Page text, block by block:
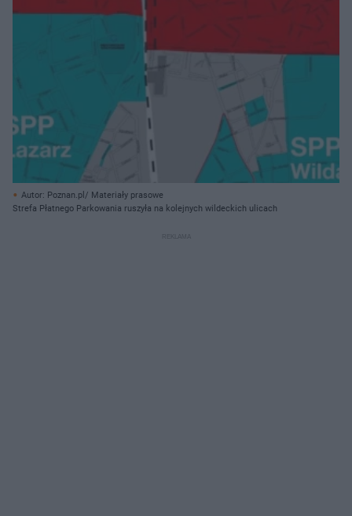
Autor: Poznan.pl/ Materiały prasowe
Strefa Płatnego Parkowania ruszyła na kolejnych wildeckich ulicach